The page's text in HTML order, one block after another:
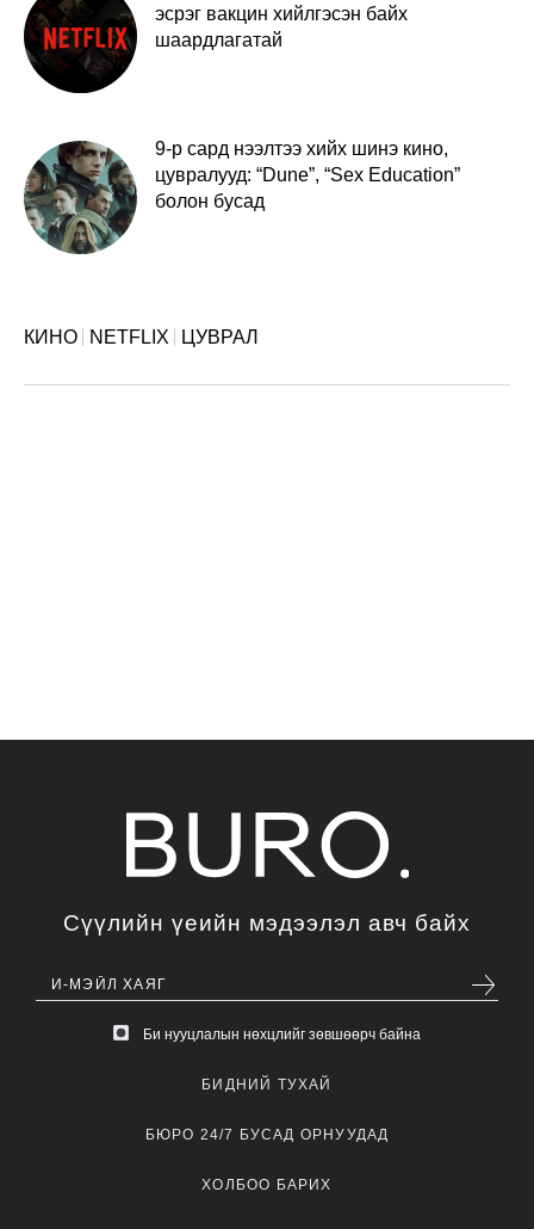
эсрэг вакцин хийлгэсэн байх
шаардлагатай
9-р сард нээлтээ хийх шинэ кино,
цувралууд: “Dune”, “Sex Education”
болон бусад
КИНО NETFLIX ЦУВРАЛ
Сүүлийн үеийн мэдээлэл авч байх
Би нууцлалын нөхцлийг зөвшөөрч байна
БИДНИЙ ТУХАЙ
БЮРО 24/7 БУСАД ОРНУУДАД
ХОЛБОО БАРИХ